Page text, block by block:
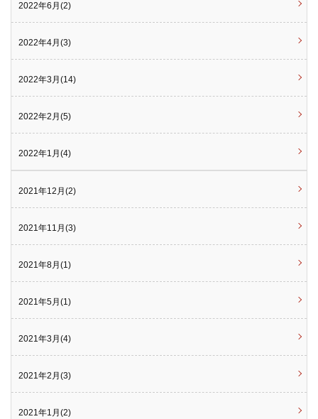
2022年6月(2)
2022年4月(3)
2022年3月(14)
2022年2月(5)
2022年1月(4)
2021年12月(2)
2021年11月(3)
2021年8月(1)
2021年5月(1)
2021年3月(4)
2021年2月(3)
2021年1月(2)